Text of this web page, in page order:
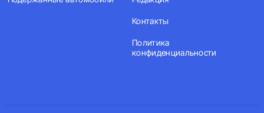
Контакты
Политика
конфиденциальности